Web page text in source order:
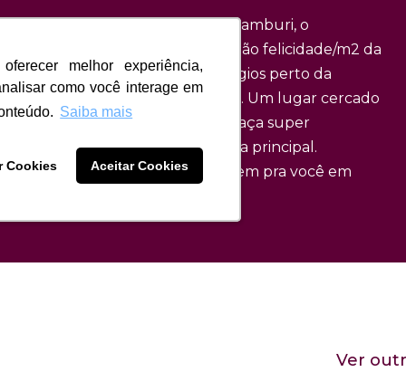
melhor experiência,
como você interage em
Saiba mais
Cookies Aceitar Cookies
melhor experiência,
como você interage em
Saiba mais
Cookies Aceitar Cookies
O terreno onde está o Argo Camburi, o
Residencial com a maior relação felicidade/m2 da
região é um dos últimos refúgios perto da
natureza em Jardim Camburi. Um lugar cercado
por muito verde com uma praça super
charmosa em frente à portaria principal.
Conheça aqui o que a Argo tem pra você em
Ver